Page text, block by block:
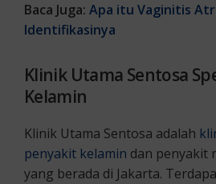
Baca Juga: Apa itu Vaginitis
Identifikasinya
Klinik Utama Sentosa
Kelamin
Klinik Utama Sentosa adalah
penyakit kelamin dan penyakit
yang berada di Jakarta.